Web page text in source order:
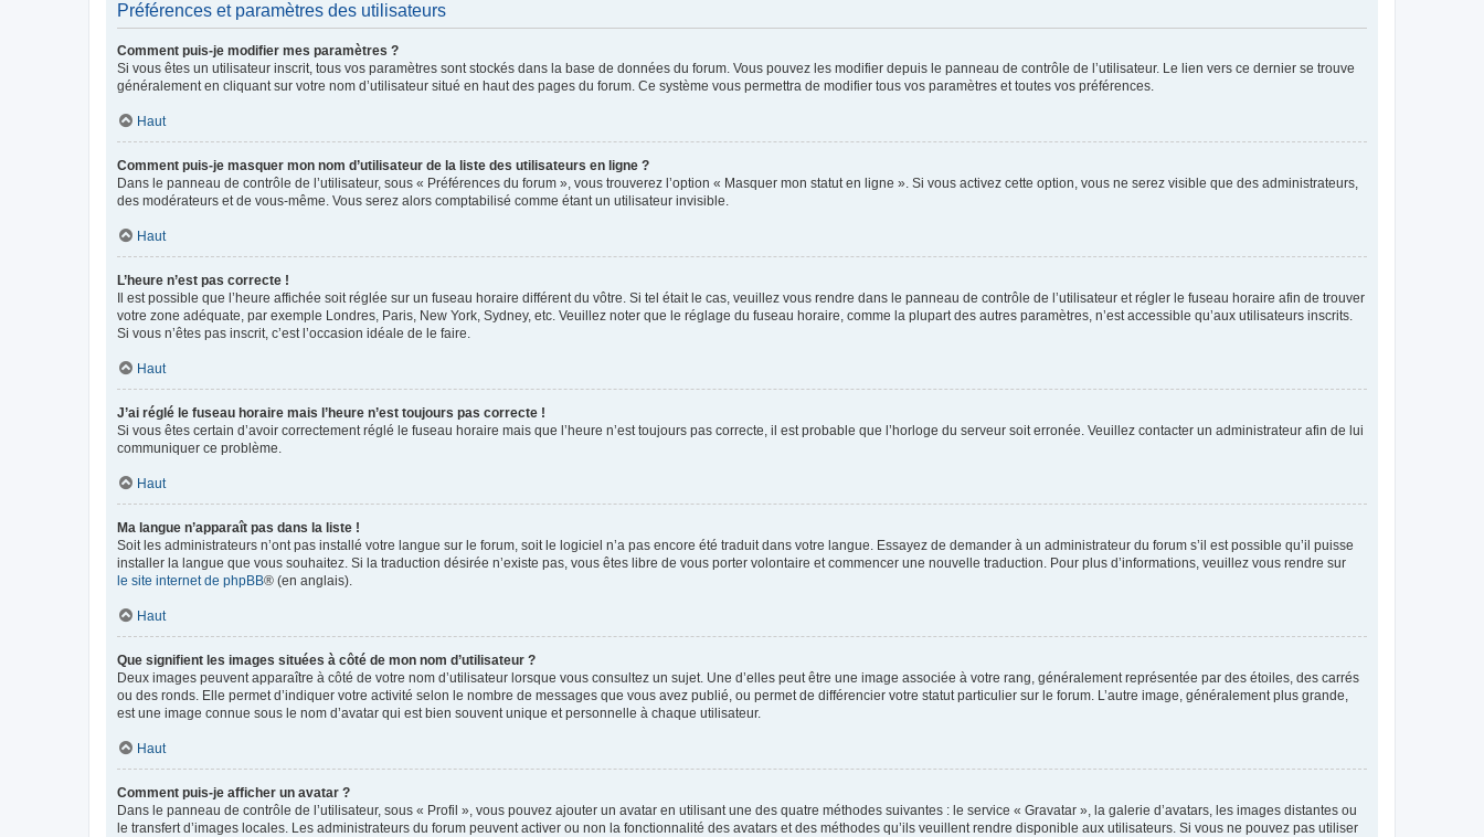
Préférences et paramètres des utilisateurs
Comment puis-je modifier mes paramètres ?
Si vous êtes un utilisateur inscrit, tous vos paramètres sont stockés dans la base de données du forum. Vous pouvez les modifier depuis le panneau de contrôle de l’utilisateur. Le lien vers ce dernier se trouve
généralement en cliquant sur votre nom d’utilisateur situé en haut des pages du forum. Ce système vous permettra de modifier tous vos paramètres et toutes vos préférences.
Haut
Comment puis-je masquer mon nom d’utilisateur de la liste des utilisateurs en ligne ?
Dans le panneau de contrôle de l’utilisateur, sous « Préférences du forum », vous trouverez l’option « Masquer mon statut en ligne ». Si vous activez cette option, vous ne serez visible que des administrateurs,
des modérateurs et de vous-même. Vous serez alors comptabilisé comme étant un utilisateur invisible.
Haut
L’heure n’est pas correcte !
Il est possible que l’heure affichée soit réglée sur un fuseau horaire différent du vôtre. Si tel était le cas, veuillez vous rendre dans le panneau de contrôle de l’utilisateur et régler le fuseau horaire afin de trouver
votre zone adéquate, par exemple Londres, Paris, New York, Sydney, etc. Veuillez noter que le réglage du fuseau horaire, comme la plupart des autres paramètres, n’est accessible qu’aux utilisateurs inscrits.
Si vous n’êtes pas inscrit, c’est l’occasion idéale de le faire.
Haut
J’ai réglé le fuseau horaire mais l’heure n’est toujours pas correcte !
Si vous êtes certain d’avoir correctement réglé le fuseau horaire mais que l’heure n’est toujours pas correcte, il est probable que l’horloge du serveur soit erronée. Veuillez contacter un administrateur afin de lui
communiquer ce problème.
Haut
Ma langue n’apparaît pas dans la liste !
Soit les administrateurs n’ont pas installé votre langue sur le forum, soit le logiciel n’a pas encore été traduit dans votre langue. Essayez de demander à un administrateur du forum s’il est possible qu’il puisse
installer la langue que vous souhaitez. Si la traduction désirée n’existe pas, vous êtes libre de vous porter volontaire et commencer une nouvelle traduction. Pour plus d’informations, veuillez vous rendre sur
le site internet de phpBB® (en anglais).
Haut
Que signifient les images situées à côté de mon nom d’utilisateur ?
Deux images peuvent apparaître à côté de votre nom d’utilisateur lorsque vous consultez un sujet. Une d’elles peut être une image associée à votre rang, généralement représentée par des étoiles, des carrés
ou des ronds. Elle permet d’indiquer votre activité selon le nombre de messages que vous avez publié, ou permet de différencier votre statut particulier sur le forum. L’autre image, généralement plus grande,
est une image connue sous le nom d’avatar qui est bien souvent unique et personnelle à chaque utilisateur.
Haut
Comment puis-je afficher un avatar ?
Dans le panneau de contrôle de l’utilisateur, sous « Profil », vous pouvez ajouter un avatar en utilisant une des quatre méthodes suivantes : le service « Gravatar », la galerie d’avatars, les images distantes ou
le transfert d’images locales. Les administrateurs du forum peuvent activer ou non la fonctionnalité des avatars et des méthodes qu’ils veuillent rendre disponible aux utilisateurs. Si vous ne pouvez pas utiliser